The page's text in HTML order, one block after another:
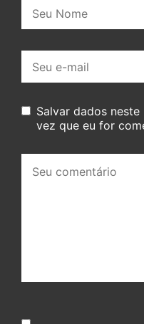
mail:
Salvar dados
vez que eu for
comentário: